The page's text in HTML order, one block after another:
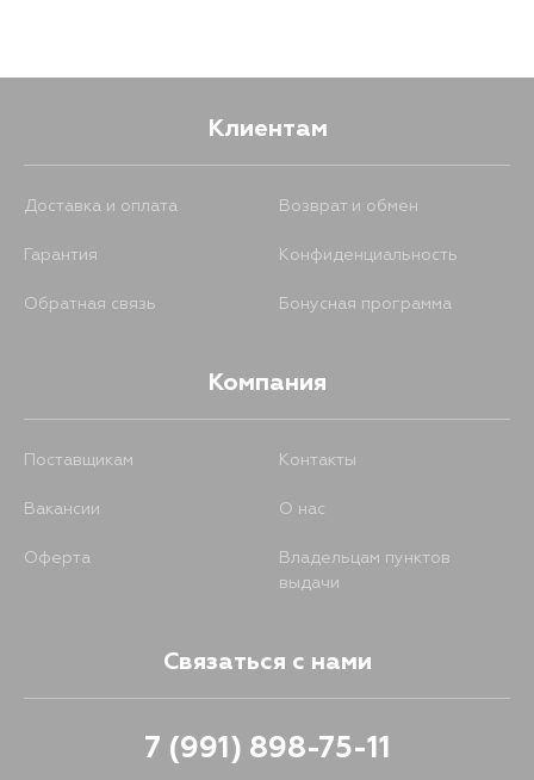
Клиентам
Доставка и оплата Возврат и обмен
Гарантия Конфиденциальность
Обратная связь Бонусная программа
Компания
Поставщикам Контакты
Вакансии О нас
Оферта
Владельцам пунктов
выдачи
Связаться с нами
7 (991) 898-75-11